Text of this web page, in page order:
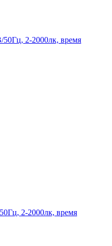
2-2000лк, время
2-2000лк, время